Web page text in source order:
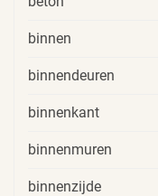
binnen
binnendeuren
binnenkant
binnenmuren
binnenzijde